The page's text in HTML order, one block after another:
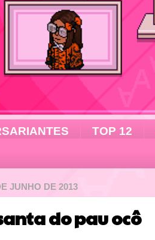
TOP 12
JUNHO DE 2013
do pau ocô